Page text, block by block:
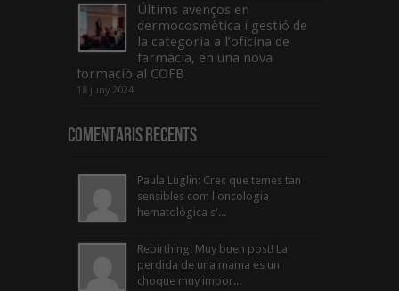
Últims avenços en
dermocosmètica i gestió de
la categoria a l’oficina de
farmàcia, en una nova
formació al COFB
18 juny 2024
Comentaris Recents
Paula Luglin: Crec que temes tan
sensibles com l'oncologia
hematològica s'...
Rebirthing: Muy buen post! La
perdida de una mama es un
choque muy impor...